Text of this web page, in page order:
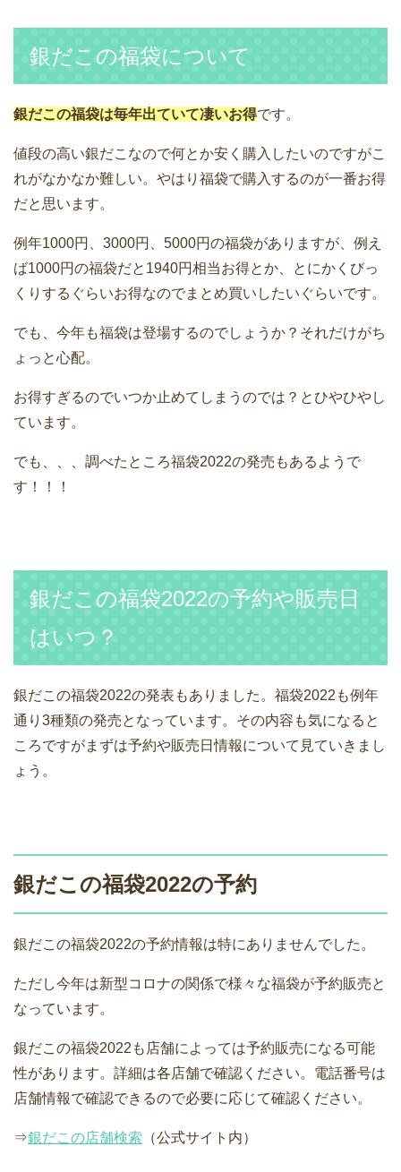
銀だこの福袋について
銀だこの福袋は毎年出ていて凄いお得です。
値段の高い銀だこなので何とか安く購入したいのですがこ
れがなかなか難しい。やはり福袋で購入するのが一番お得
だと思います。
例年1000円、3000円、5000円の福袋がありますが、例え
ば1000円の福袋だと1940円相当お得とか、とにかくびっ
くりするぐらいお得なのでまとめ買いしたいぐらいです。
でも、今年も福袋は登場するのでしょうか？それだけがち
ょっと心配。
お得すぎるのでいつか止めてしまうのでは？とひやひやし
ています。
でも、、、調べたところ福袋2022の発売もあるようで
す！！！
銀だこの福袋2022の予約や販売日
はいつ？
銀だこの福袋2022の発表もありました。福袋2022も例年
通り3種類の発売となっています。その内容も気になると
ころですがまずは予約や販売日情報について見ていきまし
ょう。
銀だこの福袋2022の予約
銀だこの福袋2022の予約情報は特にありませんでした。
ただし今年は新型コロナの関係で様々な福袋が予約販売と
なっています。
銀だこの福袋2022も店舗によっては予約販売になる可能
性があります。詳細は各店舗で確認ください。電話番号は
店舗情報で確認できるので必要に応じて確認ください。
⇒銀だこの店舗検索 （公式サイト内）